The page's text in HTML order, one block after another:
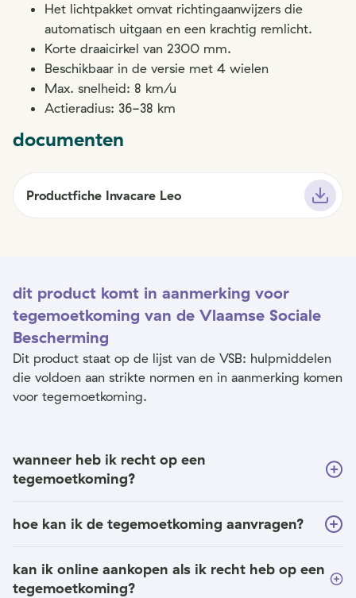
Het lichtpakket omvat richtingaanwijzers die
automatisch uitgaan en een krachtig remlicht.
Korte draaicirkel van 2300 mm.
Beschikbaar in de versie met 4 wielen
Max. snelheid: 8 km/u
Actieradius: 36-38 km
documenten
Productfiche Invacare Leo
dit product komt in aanmerking voor
tegemoetkoming van de Vlaamse Sociale
Bescherming
Dit product staat op de lijst van de VSB: hulpmiddelen
die voldoen aan strikte normen en in aanmerking komen
voor tegemoetkoming.
wanneer heb ik recht op een
tegemoetkoming?
hoe kan ik de tegemoetkoming aanvragen?
kan ik online aankopen als ik recht heb op een
tegemoetkoming?